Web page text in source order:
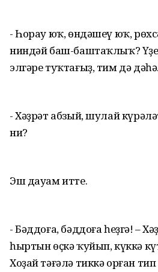
- Һорау юҡ, өндәшеү юҡ,
ниндәй баш-баштаҡлыҡ?
элгәре туҡтағыҙ, тим дә дәһә.
- Хәҙрәт абзый, шулай
ни?
Эш дауам итте.
- Бәддоға, бәддоға һеҙгә! –
һыртын өҫкә ҡуйып, күккә
Хоҙай тәғәлә тиккә орған